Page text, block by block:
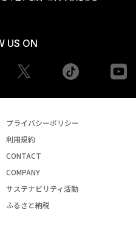
US ON
tiktok
プライバシーポリシー
利用規約
CONTACT
COMPANY
サステナビリティ活動
ふるさと納税